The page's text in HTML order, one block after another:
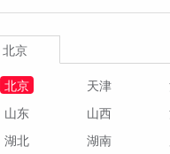
北京
北京
天津
山东
山西
湖北
湖南